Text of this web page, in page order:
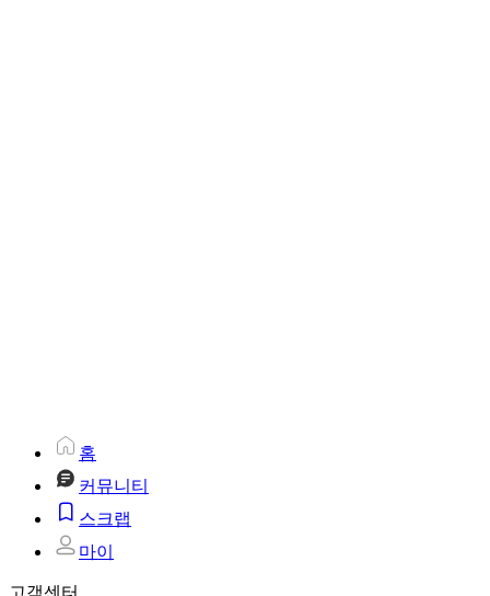
홈
커뮤니티
스크랩
마이
고객센터